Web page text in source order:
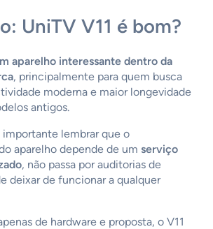
UniTV V11 é bom?
aparelho interessante dentro da
, principalmente para quem busca
moderna e maior longevidade
antigos.
importante lembrar que o
aparelho depende de um serviço
, não passa por auditorias de
deixar de funcionar a qualquer
de hardware e proposta, o V11